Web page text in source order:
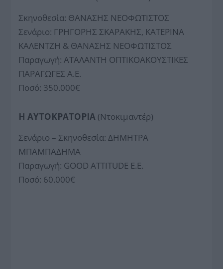
Σκηνοθεσία: ΘΑΝΑΣΗΣ ΝΕΟΦΩΤΙΣΤΟΣ
Σενάριο: ΓΡΗΓΟΡΗΣ ΣΚΑΡΑΚΗΣ, ΚΑΤΕΡΙΝΑ
ΚΑΛΕΝΤΖΗ & ΘΑΝΑΣΗΣ ΝΕΟΦΩΤΙΣΤΟΣ
Παραγωγή: ΑΤΑΛΑΝΤΗ ΟΠΤΙΚΟΑΚΟΥΣΤΙΚΕΣ
ΠΑΡΑΓΩΓΕΣ Α.Ε.
Ποσό: 350.000€
Η ΑΥΤΟΚΡΑΤΟΡΙΑ (Ντοκιμαντέρ)
Σενάριο – Σκηνοθεσία: ΔΗΜΗΤΡΑ
ΜΠΑΜΠΑΔΗΜΑ
Παραγωγή: GOOD ATTITUDE E.E.
Ποσό: 60.000€